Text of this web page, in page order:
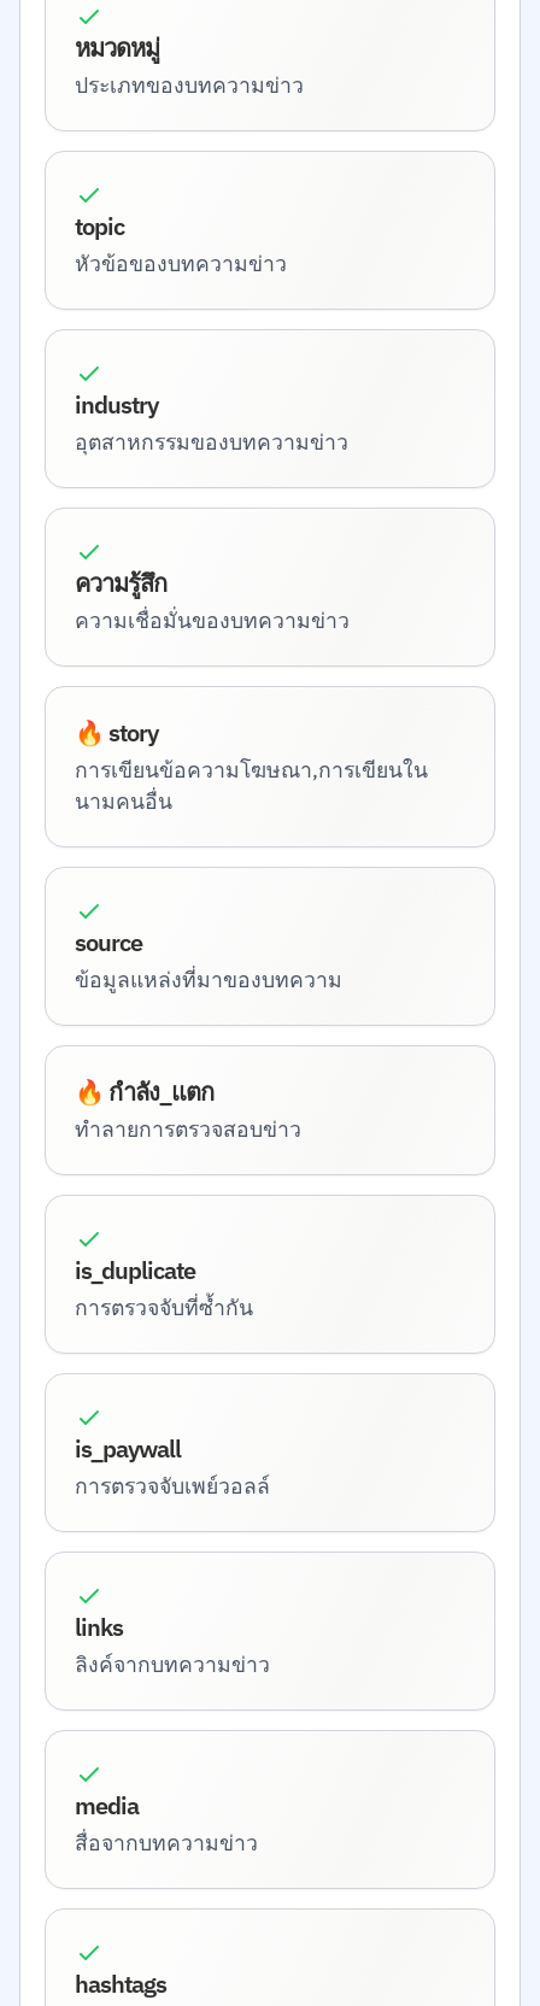
หมวดหมู่
ประเภทของบทความข่าว
topic
หัวข้อของบทความข่าว
industry
อุตสาหกรรมของบทความข่าว
ความรู้สึก
ความเชื่อมั่นของบทความข่าว
🔥 story
การเขียนข้อความโฆษณา,การเขียนใน
นามคนอื่น
source
ข้อมูลแหล่งที่มาของบทความ
🔥 กำลัง_แตก
ทำลายการตรวจสอบข่าว
is_duplicate
การตรวจจับที่ซ้ำกัน
is_paywall
การตรวจจับเพย์วอลล์
links
ลิงค์จากบทความข่าว
media
สื่อจากบทความข่าว
hashtags